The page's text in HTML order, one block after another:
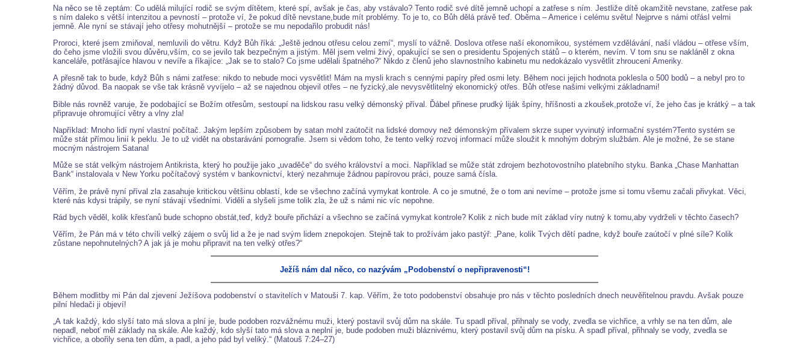
Na něco se tě zeptám: Co udělá milující rodič se svým dítětem, které spí, avšak je čas, aby vstávalo? Tento rodič své dítě jemně uchopí a zatřese s ním. Jestliže dítě okamžitě nevstane, zatřese pak
s ním daleko s větší intenzitou a pevností – protože ví, že pokud dítě nevstane,bude mít problémy. To je to, co Bůh dělá právě teď. Oběma – Americe i celému světu! Nejprve s námi otřásl velmi
jemně. Ale nyní se stávají jeho otřesy mohutnější – protože se mu nepodařilo probudit nás!
Proroci, které jsem zmiňoval, nemluvili do větru. Když Bůh říká: „Ještě jednou otřesu celou zemí“, myslí to vážně. Doslova otřese naší ekonomikou, systémem vzdělávání, naší vládou – otřese vším,
do čeho jsme vložili svou důvěru,vším, co se jevilo tak bezpečným a jistým. Měl jsem velmi živý, opakující se sen o presidentu Spojených států – o kterém, nevím. V tom snu se nakláněl z okna
kanceláře, potřásajíce hlavou v nevíře a říkajíce: „Jak se to stalo? Co jsme udělali špatného?“ Nikdo z členů jeho slavnostního kabinetu mu nedokázalo vysvětlit zhroucení Ameriky.
A přesně tak to bude, když Bůh s námi zatřese: nikdo to nebude moci vysvětlit! Mám na mysli krach s cennými papíry před osmi lety. Během noci jejich hodnota poklesla o 500 bodů – a nebyl pro to
žádný důvod. Ba naopak se vše tak krásně vyvíjelo – až se najednou objevil otřes – ne fyzický,ale nevysvětlitelný ekonomický otřes. Bůh otřese našimi velkými základnami!
Bible nás rovněž varuje, že podobající se Božím otřesům, sestoupí na lidskou rasu velký démonský příval. Ďábel přinese prudký liják špíny, hříšnosti a zkoušek,protože ví, že jeho čas je krátký – a tak
připravuje ohromující větry a vlny zla!
Například: Mnoho lidí nyní vlastní počítač. Jakým lepším způsobem by satan mohl zaútočit na lidské domovy než démonským přívalem skrze super vyvinutý informační systém?Tento systém se
může stát přímou linií k peklu. Je to už vidět na obstarávání pornografie. Jsem si vědom toho, že tento velký rozvoj informací může sloužit k mnohým dobrým službám. Ale je možné, že se stane
mocným nástrojem Satana!
Může se stát velkým nástrojem Antikrista, který ho použije jako „uvaděče“ do svého království a moci. Například se může stát zdrojem bezhotovostního platebního styku. Banka „Chase Manhattan
Bank“ instalovala v New Yorku počítačový systém v bankovnictví, který nezahrnuje žádnou papírovou práci, pouze samá čísla.
Věřím, že právě nyní příval zla zasahuje kritickou většinu oblastí, kde se všechno začíná vymykat kontrole. A co je smutné, že o tom ani nevíme – protože jsme si tomu všemu začali přivykat. Věci,
které nás kdysi trápily, se nyní stávají všedními. Viděli a slyšeli jsme tolik zla, že už s námi nic víc nepohne.
Rád bych věděl, kolik křesťanů bude schopno obstát,teď, když bouře přichází a všechno se začíná vymykat kontrole? Kolik z nich bude mít základ víry nutný k tomu,aby vydrželi v těchto časech?
Věřím, že Pán má v této chvíli velký zájem o svůj lid a že je nad svým lidem znepokojen. Stejně tak to prožívám jako pastýř: „Pane, kolik Tvých dětí padne, když bouře zaútočí v plné síle? Kolik
zůstane nepohnutelných? A jak já je mohu připravit na ten velký otřes?“
Ježíš nám dal něco, co nazývám „Podobenství o nepřipravenosti“!
Během modlitby mi Pán dal zjevení Ježíšova podobenství o stavitelích v Matouši 7. kap. Věřím, že toto podobenství obsahuje pro nás v těchto posledních dnech neuvěřitelnou pravdu. Avšak pouze
pilní hledači ji objeví!
„A tak každý, kdo slyší tato má slova a plní je, bude podoben rozvážnému muži, který postavil svůj dům na skále. Tu spadl příval, přihnaly se vody, zvedla se vichřice, a vrhly se na ten dům, ale
nepadl, neboť měl základy na skále. Ale každý, kdo slyší tato má slova a neplní je, bude podoben muži bláznivému, který postavil svůj dům na písku. A spadl příval, přihnaly se vody, zvedla se
vichřice, a obořily sena ten dům, a padl, a jeho pád byl veliký.“ (Matouš 7:24–27)